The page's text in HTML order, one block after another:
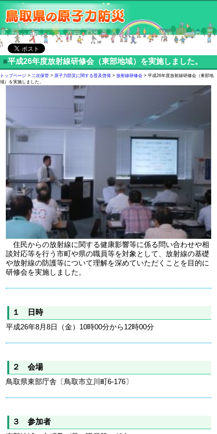
■平成26年度放射線研修会（東部地域）を実施しました。
トップページ > 二次保管 > 原子力防災に関する普及啓発 > 放射線研修会 > 平成26年度放射線研修会（東部地
域）を実施しました。
住民からの放射線に関する健康影響等に係る問い合わせや相
談対応等を行う市町や県の職員等を対象として、放射線の基礎
や放射線の防護等について理解を深めていただくことを目的に
研修会を実施しました。
１ 日時
平成26年8月8日（金）10時00分から12時00分
２ 会場
鳥取県東部庁舎〔鳥取市立川町6-176〕
３ 参加者